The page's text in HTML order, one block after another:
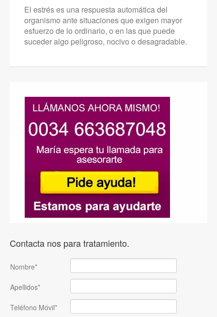
El estrés es una respuesta automática del
organismo ante situaciones que exigen mayor
esfuerzo de lo ordinario, o en las que puede
suceder algo peligroso, nocivo o desagradable.
Contacta nos para tratamiento.
Nombre*
Apellidos*
Teléfono Móvil*